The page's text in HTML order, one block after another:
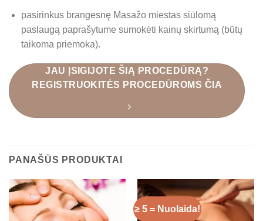
pasirinkus brangesnę Masažo miestas siūlomą
paslaugą paprašytume sumokėti kainų skirtumą (būtų
taikoma priemoka).
JAU ĮSIGIJOTE ŠIĄ PROCEDŪRĄ?
REGISTRUOKITĖS PROCEDŪROMS ČIA
PANAŠŪS PRODUKTAI
≥ 5 = Nuolaida!